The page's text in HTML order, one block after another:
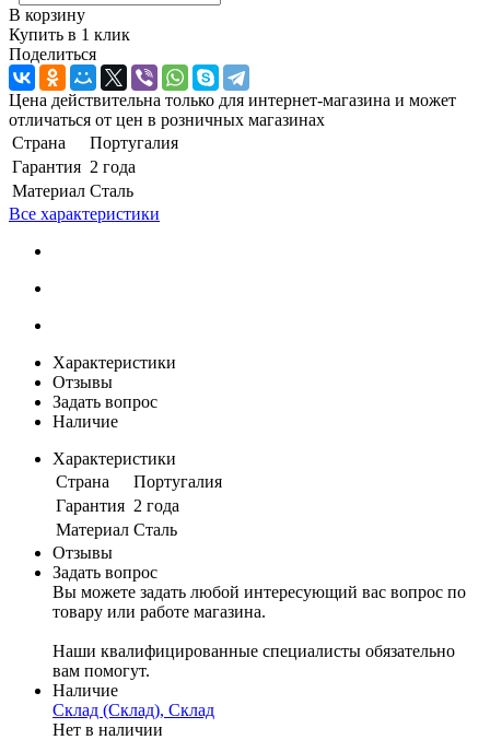
В корзину
Купить в 1 клик
Поделиться
Цена действительна только для интернет-магазина и может
отличаться от цен в розничных магазинах
Страна
Португалия
Гарантия 2 года
Материал Сталь
Все характеристики
Характеристики
Отзывы
Задать вопрос
Наличие
Характеристики
Страна
Португалия
Гарантия 2 года
Материал Сталь
Отзывы
Задать вопрос
Вы можете задать любой интересующий вас вопрос по
товару или работе магазина.
Наши квалифицированные специалисты обязательно
вам помогут.
Наличие
Склад (Склад), Склад
Нет в наличии